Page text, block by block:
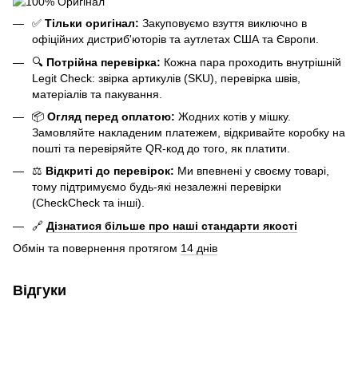
✅ Тільки оригінал: Закуповуємо взуття виключно в
офіційних дистриб'юторів та аутлетах США та Європи.
🔍 Потрійна перевірка: Кожна пара проходить внутрішній
Legit Check: звірка артикулів (SKU), перевірка швів,
матеріалів та пакування.
📦 Огляд перед оплатою: Жодних котів у мішку.
Замовляйте накладеним платежем, відкривайте коробку на
пошті та перевіряйте QR-код до того, як платити.
⚖️ Відкриті до перевірок: Ми впевнені у своєму товарі,
тому підтримуємо будь-які незалежні перевірки
(CheckCheck та інші).
🔗 Дізнатися більше про наші стандарти якості
Обмін та повернення протягом 14 днів
Відгуки